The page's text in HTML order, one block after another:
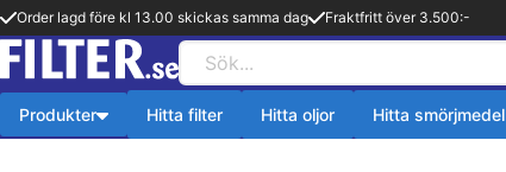
Order lagd före kl 13.00 skickas samma dag Fraktfritt över 3.500:-
Produkter Hitta filter Hitta oljor Hitta smörjmedel